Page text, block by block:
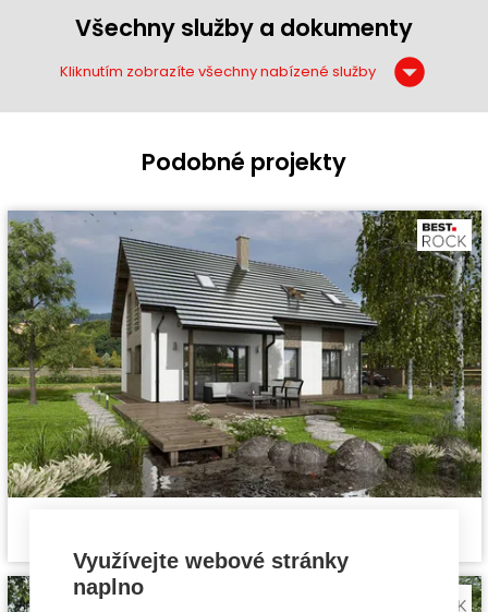
Všechny služby a dokumenty
Kliknutím zobrazíte všechny nabízené služby
Podobné projekty
Dispozice:
5+1
Užitná plocha:
130,06 m²
Využívejte webové stránky
naplno